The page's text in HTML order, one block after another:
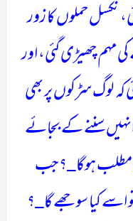
نکسل حملوں کا زور
مہم چھیڑی گئی، اور
کہ لوگ سڑکوں پر بھی
سننے کے بجائے
دفعہ ۳۷۰ سے کیا مطلب ہوگا_؟ جب
کیا سوجھے گا_؟